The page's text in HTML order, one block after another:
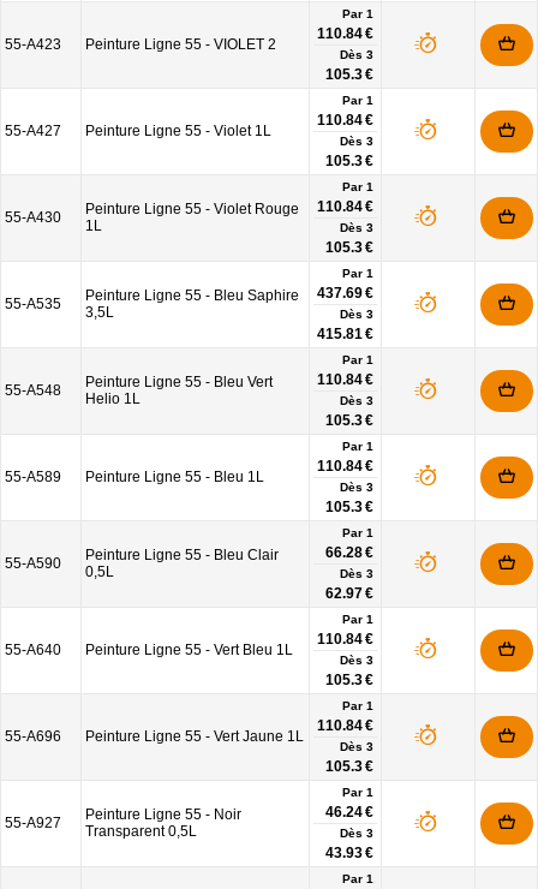
55-A423 Peinture Ligne 55 - VIOLET 2
Par 1
110.84 €
Dès 3
105.3 €
55-A427 Peinture Ligne 55 - Violet 1L
Par 1
110.84 €
Dès 3
105.3 €
55-A430
Peinture Ligne 55 - Violet Rouge
1L
Par 1
110.84 €
Dès 3
105.3 €
55-A535
Peinture Ligne 55 - Bleu Saphire
3,5L
Par 1
437.69 €
Dès 3
415.81 €
55-A548
Peinture Ligne 55 - Bleu Vert
Helio 1L
Par 1
110.84 €
Dès 3
105.3 €
55-A589 Peinture Ligne 55 - Bleu 1L
Par 1
110.84 €
Dès 3
105.3 €
55-A590
Peinture Ligne 55 - Bleu Clair
0,5L
Par 1
66.28 €
Dès 3
62.97 €
55-A640 Peinture Ligne 55 - Vert Bleu 1L
Par 1
110.84 €
Dès 3
105.3 €
55-A696 Peinture Ligne 55 - Vert Jaune 1L
Par 1
110.84 €
Dès 3
105.3 €
55-A927
Peinture Ligne 55 - Noir
Transparent 0,5L
Par 1
46.24 €
Dès 3
43.93 €
Par 1